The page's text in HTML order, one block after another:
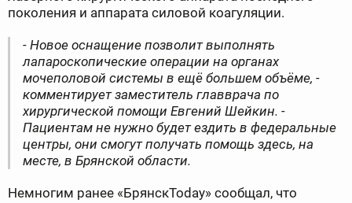
поколения и аппарата силовой коагуляции.
- Новое оснащение позволит выполнять
лапароскопические операции на органах
мочеполовой системы в ещё большем объёме, -
комментирует заместитель главврача по
хирургической помощи Евгений Шейкин. -
Пациентам не нужно будет ездить в федеральные
центры, они смогут получать помощь здесь, на
месте, в Брянской области.
Немногим ранее «БрянскToday» сообщал, что